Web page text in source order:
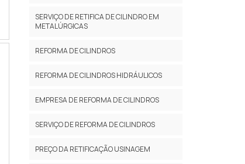
SERVIÇO DE RETIFICA DE CILINDRO EM
METALÚRGICAS
REFORMA DE CILINDROS
REFORMA DE CILINDROS HIDRÁULICOS
EMPRESA DE REFORMA DE CILINDROS
SERVIÇO DE REFORMA DE CILINDROS
PREÇO DA RETIFICAÇÃO USINAGEM